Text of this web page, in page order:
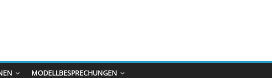
MODELLBESPRECHUNGEN